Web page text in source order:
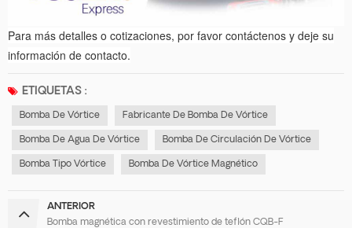
Para más detalles o cotizaciones, por favor contáctenos y deje su
información de contacto.
ETIQUETAS :
Bomba De Vórtice Fabricante De Bomba De Vórtice
Bomba De Agua De Vórtice Bomba De Circulación De Vórtice
Bomba Tipo Vórtice Bomba De Vórtice Magnético
ANTERIOR
Bomba magnética con revestimiento de teflón CQB-F